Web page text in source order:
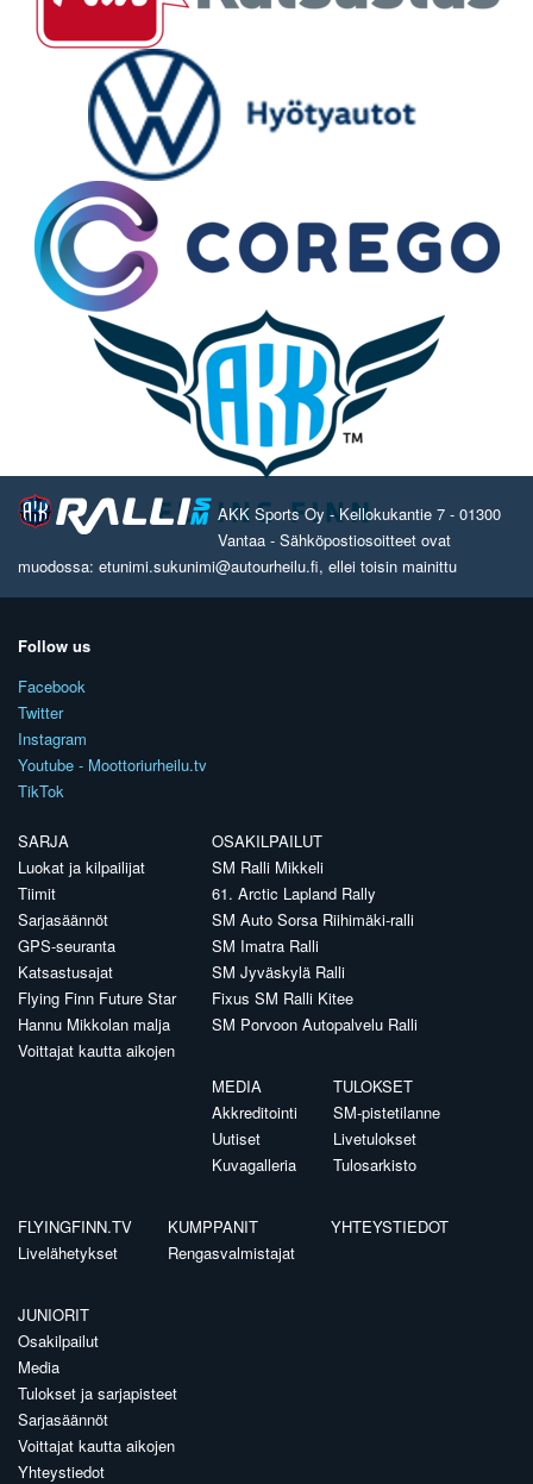
AKK Sports Oy - Kellokukantie 7 - 01300
Vantaa - Sähköpostiosoitteet ovat
muodossa: etunimi.sukunimi@autourheilu.fi, ellei toisin mainittu
Follow us
Facebook
Twitter
Instagram
Youtube - Moottoriurheilu.tv
TikTok
SARJA
Luokat ja kilpailijat
Tiimit
Sarjasäännöt
GPS-seuranta
Katsastusajat
Flying Finn Future Star
Hannu Mikkolan malja
Voittajat kautta aikojen
OSAKILPAILUT
SM Ralli Mikkeli
61. Arctic Lapland Rally
SM Auto Sorsa Riihimäki-ralli
SM Imatra Ralli
SM Jyväskylä Ralli
Fixus SM Ralli Kitee
SM Porvoon Autopalvelu Ralli
MEDIA
Akkreditointi
Uutiset
Kuvagalleria
TULOKSET
SM-pistetilanne
Livetulokset
Tulosarkisto
FLYINGFINN.TV
Livelähetykset
KUMPPANIT
Rengasvalmistajat
YHTEYSTIEDOT
JUNIORIT
Osakilpailut
Media
Tulokset ja sarjapisteet
Sarjasäännöt
Voittajat kautta aikojen
Yhteystiedot